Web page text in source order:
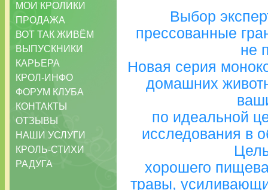
МОИ КРОЛИКИ
ПРОДАЖА
ВОТ ТАК ЖИВЁМ
ВЫПУСКНИКИ
КАРЬЕРА
КРОЛ-ИНФО
ФОРУМ КЛУБА
КОНТАКТЫ
ОТЗЫВЫ
НАШИ УСЛУГИ
КРОЛЬ-СТИХИ
РАДУГА
Выбор
прессованные
не
Новая серия
домашних
по идеальной
исследования в
хорошего
травы,